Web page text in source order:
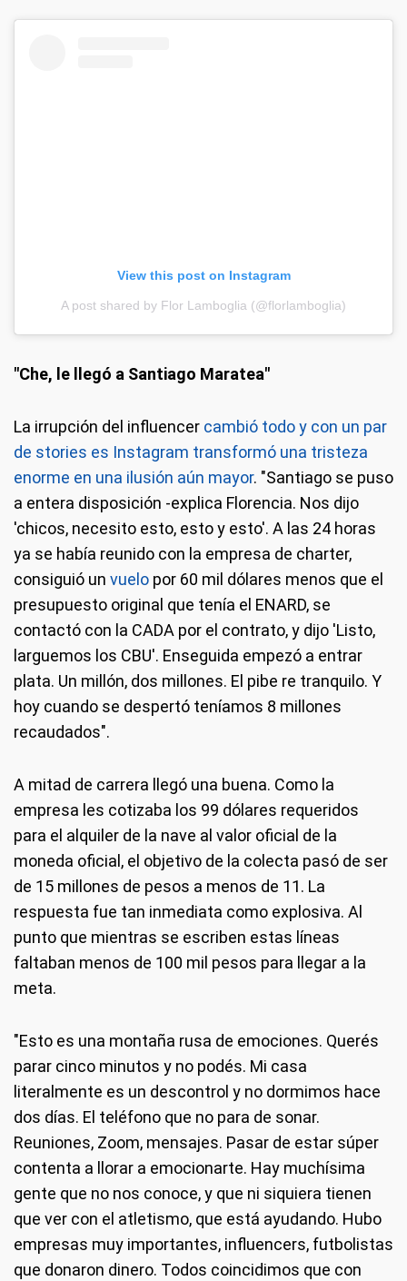
View this post on Instagram
A post shared by Flor Lamboglia (@florlamboglia)
"Che, le llegó a Santiago Maratea"
La irrupción del influencer cambió todo y con un par
de stories es Instagram transformó una tristeza
enorme en una ilusión aún mayor. "Santiago se puso
a entera disposición -explica Florencia. Nos dijo
'chicos, necesito esto, esto y esto'. A las 24 horas
ya se había reunido con la empresa de charter,
consiguió un vuelo por 60 mil dólares menos que el
presupuesto original que tenía el ENARD, se
contactó con la CADA por el contrato, y dijo 'Listo,
larguemos los CBU'. Enseguida empezó a entrar
plata. Un millón, dos millones. El pibe re tranquilo. Y
hoy cuando se despertó teníamos 8 millones
recaudados".
A mitad de carrera llegó una buena. Como la
empresa les cotizaba los 99 dólares requeridos
para el alquiler de la nave al valor oficial de la
moneda oficial, el objetivo de la colecta pasó de ser
de 15 millones de pesos a menos de 11. La
respuesta fue tan inmediata como explosiva. Al
punto que mientras se escriben estas líneas
faltaban menos de 100 mil pesos para llegar a la
meta.
"Esto es una montaña rusa de emociones. Querés
parar cinco minutos y no podés. Mi casa
literalmente es un descontrol y no dormimos hace
dos días. El teléfono que no para de sonar.
Reuniones, Zoom, mensajes. Pasar de estar súper
contenta a llorar a emocionarte. Hay muchísima
gente que no nos conoce, y que ni siquiera tienen
que ver con el atletismo, que está ayudando. Hubo
empresas muy importantes, influencers, futbolistas
que donaron dinero. Todos coincidimos que con